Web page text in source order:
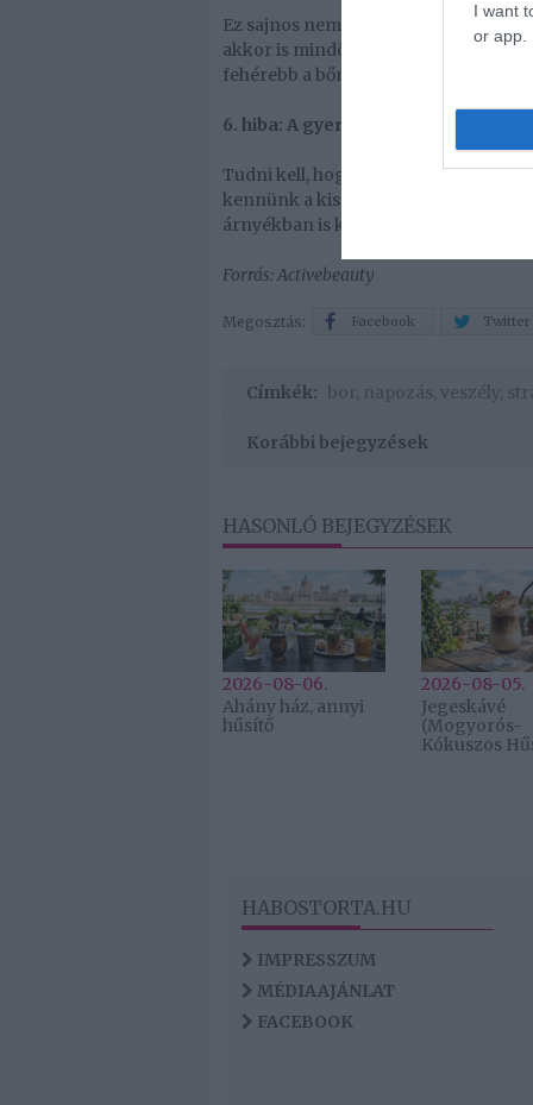
I want
or app.
Ez sajnos nem igaz! Ha naponta
akkor is mindössze ötször több időt
fehérebb a bőrünk, annál magasabb
6. hiba: A gyerek a napernyő
Tudni kell, hogy a homok és a víz is
kennünk a kisgyerekünk bőrét.
árnyékban is kötelező a napvédelem!
Forrás: Activebeauty
Megosztás: Facebook Twitter
Címkék: bor napozás veszély
Korábbi bejegyzések
HASONLÓ BEJEGYZÉSEK
2026-08-06.
Ahány ház, annyi
hűsítő
2026-08-05.
Jegeskávé
(Mogyorós-
Kókuszos
HABOSTORTA.HU
IMPRESSZUM
MÉDIAAJÁNLAT
FACEBOOK